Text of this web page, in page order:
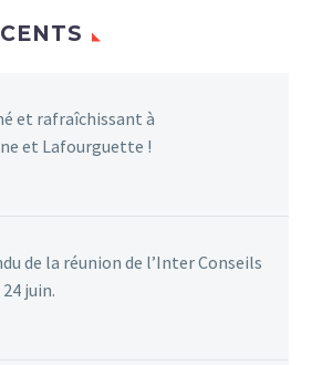
et rafraîchissant à
et Lafourguette !
de la réunion de l’Inter Conseils
juin.